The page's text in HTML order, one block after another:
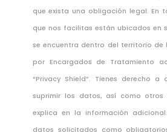
que exista una obligación legal. En
que nos facilitas están ubicados en
se encuentra dentro del territorio de
por Encargados de Tratamiento
“Privacy Shield”. Tienes derecho
suprimir los datos, así como otros
explica en la información
datos solicitados como